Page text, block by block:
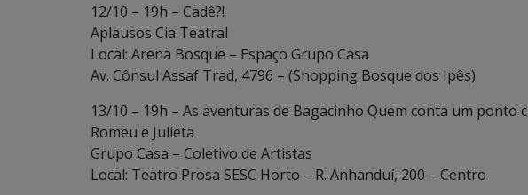
12/10 – 19h – Cadê?!
Aplausos Cia Teatral
Local: Arena Bosque – Espaço Grupo Casa
Av. Cônsul Assaf Trad, 4796 – (Shopping Bosque dos Ipês)
13/10 – 19h – As aventuras de Bagacinho Quem conta um ponto
Romeu e Julieta
Grupo Casa – Coletivo de Artistas
Local: Teatro Prosa SESC Horto – R. Anhanduí, 200 – Centro